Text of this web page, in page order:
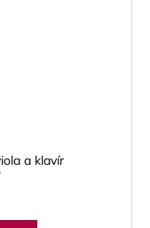
a klavír